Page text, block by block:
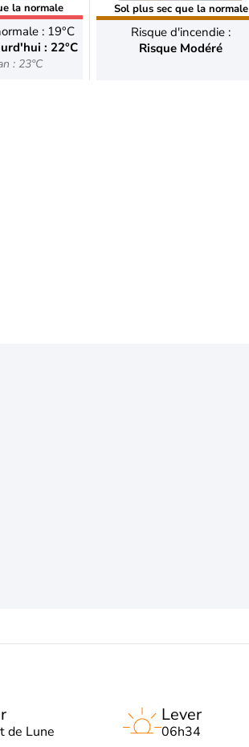
la normale
: 19°C
: 22°C
: 23°C
Sol plus sec que la normale
Risque d'incendie :
Risque Modéré
de Lune
Lever
06h34